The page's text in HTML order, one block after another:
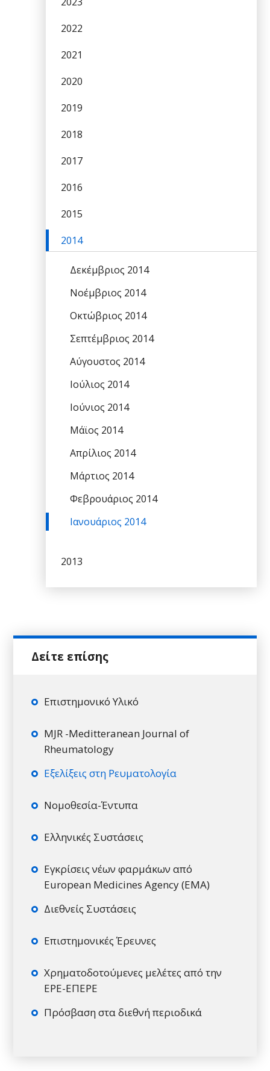
2022
2021
2020
2019
2018
2017
2016
2015
2014
Δεκέμβριος 2014
Νοέμβριος 2014
Οκτώβριος 2014
Σεπτέμβριος 2014
Αύγουστος 2014
Ιούλιος 2014
Ιούνιος 2014
Μάϊος 2014
Απρίλιος 2014
Μάρτιος 2014
Φεβρουάριος 2014
Ιανουάριος 2014
2013
Επιστημονικό Υλικό
MJR -Meditteranean Journal of
Rheumatology
Εξελίξεις στη Ρευματολογία
Νομοθεσία-Έντυπα
Ελληνικές Συστάσεις
Εγκρίσεις νέων φαρμάκων από
European Medicines Agency (EMA)
Διεθνείς Συστάσεις
Επιστημονικές Έρευνες
Χρηματοδοτούμενες μελέτες από την
ΕΡΕ-ΕΠΕΡΕ
Πρόσβαση στα διεθνή περιοδικά